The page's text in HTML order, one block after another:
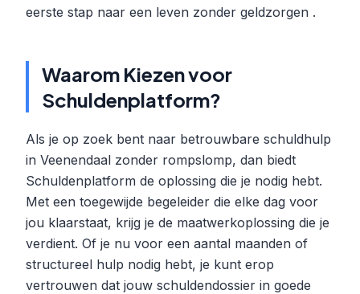
eerste stap naar een leven zonder geldzorgen .
Waarom Kiezen voor
Schuldenplatform?
Als je op zoek bent naar betrouwbare schuldhulp
in Veenendaal zonder rompslomp, dan biedt
Schuldenplatform de oplossing die je nodig hebt.
Met een toegewijde begeleider die elke dag voor
jou klaarstaat, krijg je de maatwerkoplossing die je
verdient. Of je nu voor een aantal maanden of
structureel hulp nodig hebt, je kunt erop
vertrouwen dat jouw schuldendossier in goede